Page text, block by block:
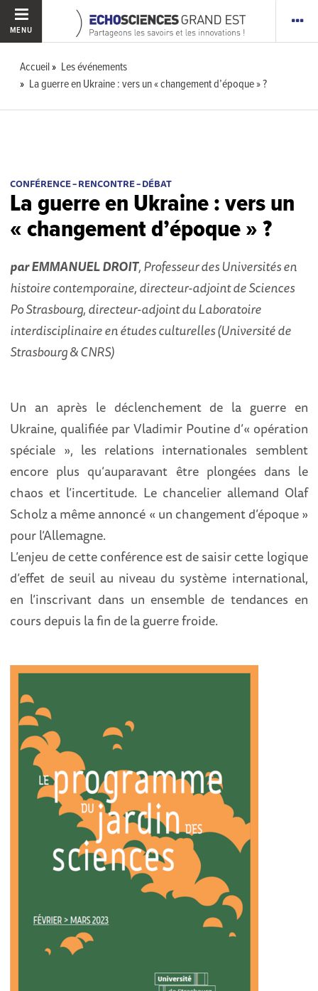
MENU
Accueil
Les événements
La guerre en Ukraine : vers un « changement d’époque » ?
CONFÉRENCE – RENCONTRE – DÉBAT
La guerre en Ukraine : vers un
« changement d’époque » ?
par EMMANUEL DROIT, Professeur des Universités en
histoire contemporaine, directeur-adjoint de Sciences
Po Strasbourg, directeur-adjoint du Laboratoire
interdisciplinaire en études culturelles (Université de
Strasbourg & CNRS)
Un an après le déclenchement de la guerre en
Ukraine, qualifiée par Vladimir Poutine d’« opération
spéciale », les relations internationales semblent
encore plus qu’auparavant être plongées dans le
chaos et l’incertitude. Le chancelier allemand Olaf
Scholz a même annoncé « un changement d’époque »
pour l’Allemagne.
L’enjeu de cette conférence est de saisir cette logique
d’effet de seuil au niveau du système international,
en l’inscrivant dans un ensemble de tendances en
cours depuis la fin de la guerre froide.